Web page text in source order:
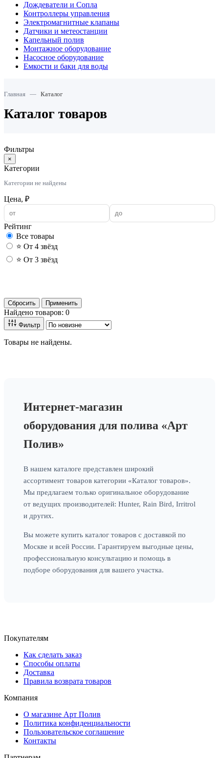
Дождеватели и Сопла
Контроллеры управления
Электромагнитные клапаны
Датчики и метеостанции
Капельный полив
Монтажное оборудование
Насосное оборудование
Емкости и баки для воды
Главная — Каталог
Каталог товаров
Фильтры
×
Категории
Категории не найдены
Цена, ₽
Рейтинг
Все товары
⭐ От 4 звёзд
⭐ От 3 звёзд
Сбросить
Применить
Найдено товаров: 0
Фильтр
Товары не найдены.
Интернет-магазин
оборудования для полива «Арт
Полив»
В нашем каталоге представлен широкий
ассортимент товаров категории «Каталог товаров».
Мы предлагаем только оригинальное оборудование
от ведущих производителей: Hunter, Rain Bird, Irritrol
и других.
Вы можете купить каталог товаров с доставкой по
Москве и всей России. Гарантируем выгодные цены,
профессиональную консультацию и помощь в
подборе оборудования для вашего участка.
Покупателям
Как сделать заказ
Способы оплаты
Доставка
Правила возврата товаров
Компания
О магазине Арт Полив
Политика конфиденциальности
Пользовательское соглашение
Контакты